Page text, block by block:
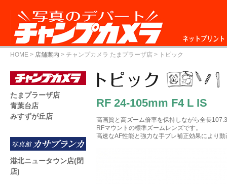
ネットプリント
HOME > 店舗案内 > チャンプカメラ たまプラーザ店 > トピック
RF 24-105mm F4 L IS
高画質と高ズーム倍率を保持しながら全長
RFマウントの標準ズームレンズです。
高速なAF性能と強力な手ブレ補正効果により
たまプラーザ店
青葉台店
みすずが丘店
港北ニュータウン店(閉
店)